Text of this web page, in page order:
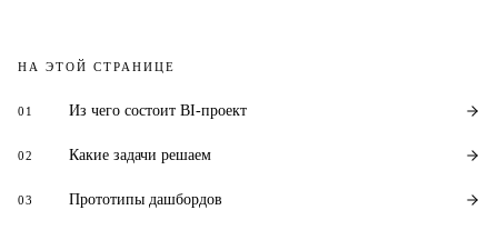
НА ЭТОЙ СТРАНИЦЕ
01 Из чего состоит BI-проект
02 Какие задачи решаем
03 Прототипы дашбордов